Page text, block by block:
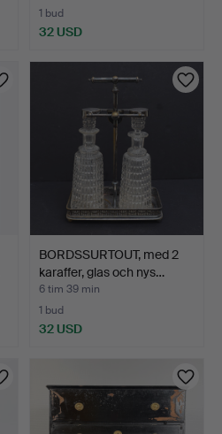
1 bud
32 USD
BORDSSURTOUT, med 2
karaffer, glas och nys…
6 tim 39 min
1 bud
32 USD